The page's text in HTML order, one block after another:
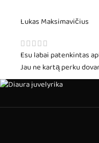
Lukas Maksimavičius
Esu labai patenkintas
Jau ne kartą perku